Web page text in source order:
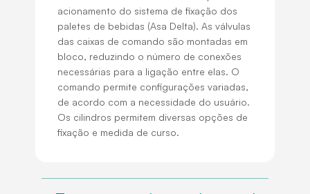
acionamento do sistema de fixação dos
paletes de bebidas (Asa Delta). As válvulas
das caixas de comando são montadas em
bloco, reduzindo o número de conexões
necessárias para a ligação entre elas. O
comando permite configurações variadas,
de acordo com a necessidade do usuário.
Os cilindros permitem diversas opções de
fixação e medida de curso.